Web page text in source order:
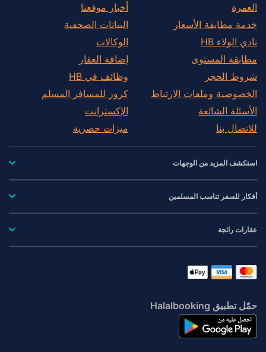
العمرة
خدمة مطابقة الأسعار
نادي الولاء HB
مطابقة المستوى
شروط الحجز
الخصوصية وملفات الارتباط
الأسئلة الشائعة
للاتصال بنا
أخبار موقعنا
البيانات الصحفية
الوكالات
إضافة العقار
وظائف في HB
كروز للمسافر المسلم
الإكسترانت
ميزات حصرية
استكشف المزيد من الوجهات
أفكار للسفر تناسب المسلمين
عقارات رائجة
حمّل تطبيق Halalbooking